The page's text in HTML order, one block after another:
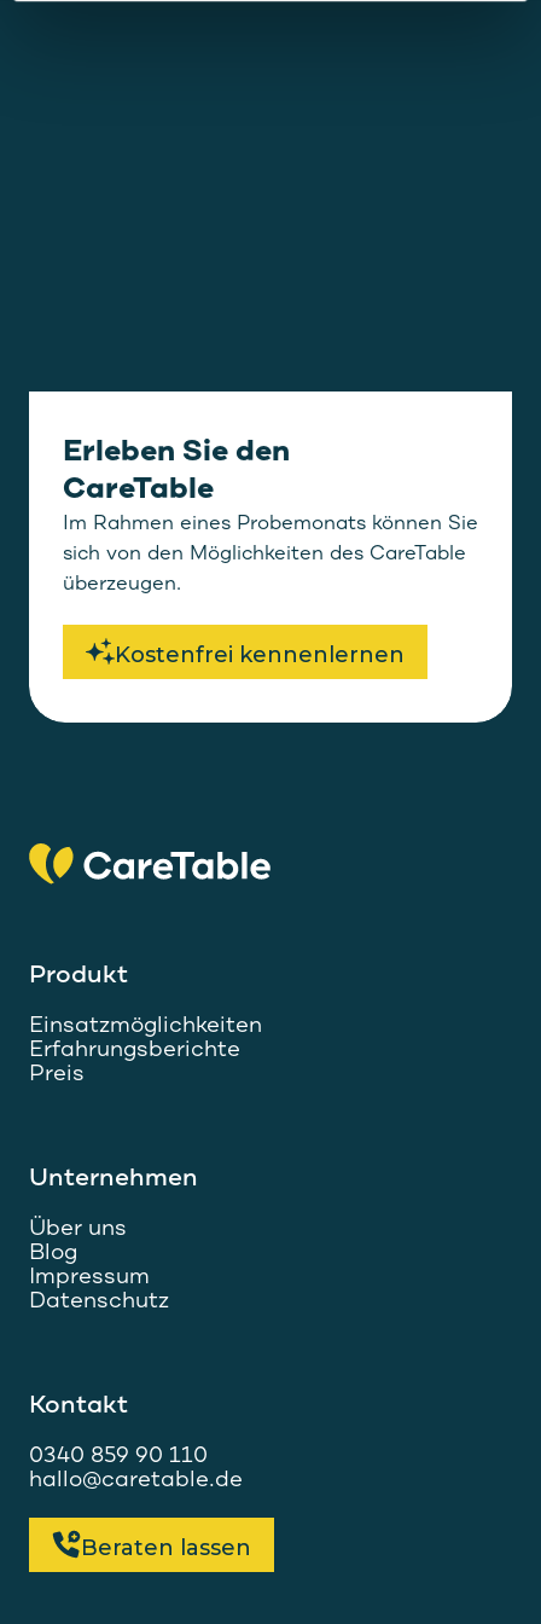
Erleben Sie den
CareTable
Im Rahmen eines Probemonats können Sie
sich von den Möglichkeiten des CareTable
überzeugen.
Kostenfrei kennenlernen
Produkt
Einsatzmöglichkeiten
Erfahrungsberichte
Preis
Unternehmen
Über uns
Blog
Impressum
Datenschutz
Kontakt
0340 859 90 110
hallo@caretable.de
Beraten lassen